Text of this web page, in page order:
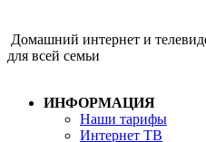
Домашний интернет и
для всей семьи
ИНФОРМАЦИЯ
Наши тарифы
Интернет ТВ